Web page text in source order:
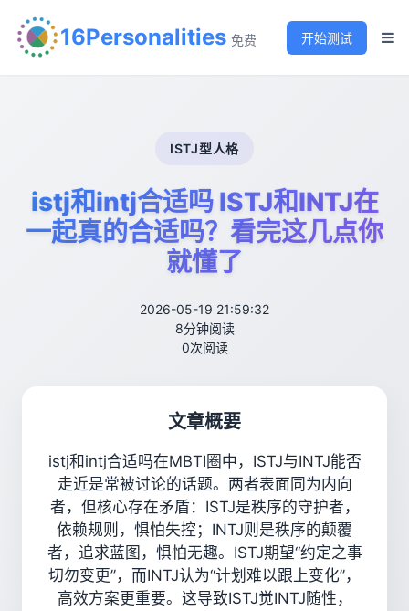
16Personalities 免费 开始测试
ISTJ型人格
istj和intj合适吗 ISTJ和INTJ在
一起真的合适吗？看完这几点你
就懂了
2026-05-19 21:59:32
8分钟阅读
0次阅读
文章概要
istj和intj合适吗在MBTI圈中，ISTJ与INTJ能否
走近是常被讨论的话题。两者表面同为内向
者，但核心存在矛盾：ISTJ是秩序的守护者，
依赖规则，惧怕失控；INTJ则是秩序的颠覆
者，追求蓝图，惧怕无趣。ISTJ期望“约定之事
切勿变更”，而INTJ认为“计划难以跟上变化”，
高效方案更重要。这导致ISTJ觉INTJ随性，